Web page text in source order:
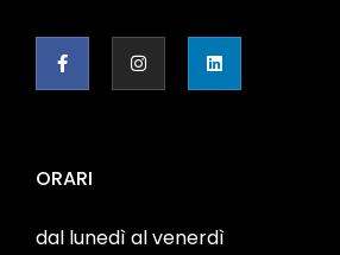
ORARI
dal lunedì al venerdì